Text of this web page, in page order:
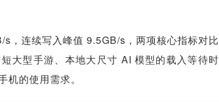
，连续写入峰值 9.5GB/s，两项核心指标对比
大型手游、本地大尺寸 AI 模型的载入等待时
的使用需求。